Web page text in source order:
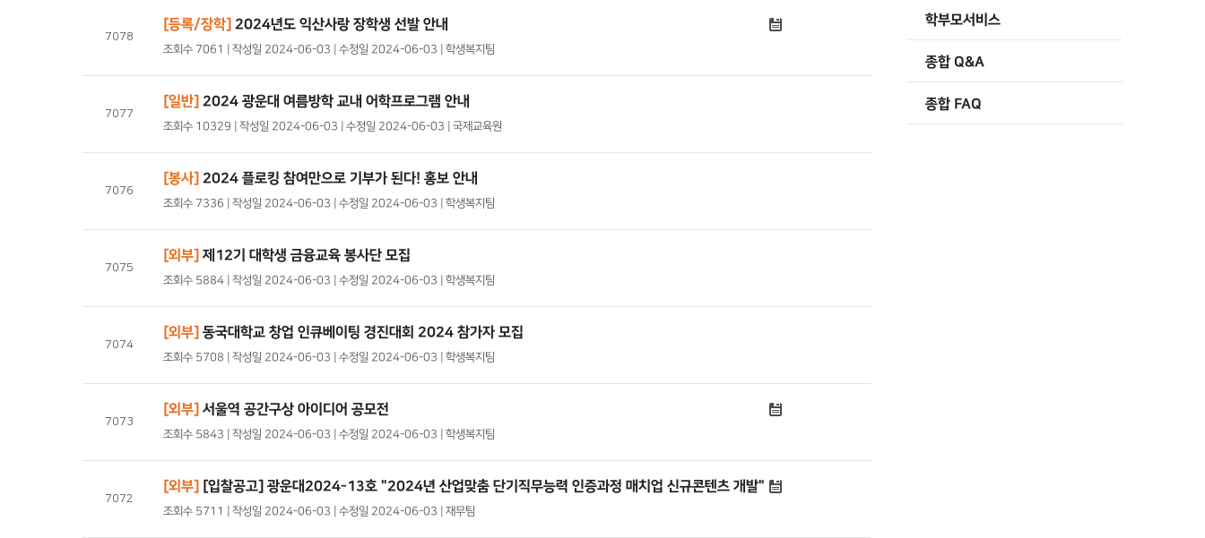
7078
[등록/장학] 2024년도 익산사랑 장학생 선발 안내
조회수 7061 | 작성일 2024-06-03 | 수정일 2024-06-03 | 학생복지팀
7077
[일반] 2024 광운대 여름방학 교내 어학프로그램 안내
조회수 10329 | 작성일 2024-06-03 | 수정일 2024-06-03 | 국제교육원
7076
[봉사] 2024 플로킹 참여만으로 기부가 된다! 홍보 안내
조회수 7336 | 작성일 2024-06-03 | 수정일 2024-06-03 | 학생복지팀
7075
[외부] 제12기 대학생 금융교육 봉사단 모집
조회수 5884 | 작성일 2024-06-03 | 수정일 2024-06-03 | 학생복지팀
7074
[외부] 동국대학교 창업 인큐베이팅 경진대회 2024 참가자 모집
조회수 5708 | 작성일 2024-06-03 | 수정일 2024-06-03 | 학생복지팀
7073
[외부] 서울역 공간구상 아이디어 공모전
조회수 5843 | 작성일 2024-06-03 | 수정일 2024-06-03 | 학생복지팀
7072
[외부] [입찰공고] 광운대2024-13호 "2024년 산업맞춤 단기직무능력 인증과정 매치업 신규콘텐츠 개발"
조회수 5711 | 작성일 2024-06-03 | 수정일 2024-06-03 | 재무팀
학부모서비스
종합 Q&A
종합 FAQ